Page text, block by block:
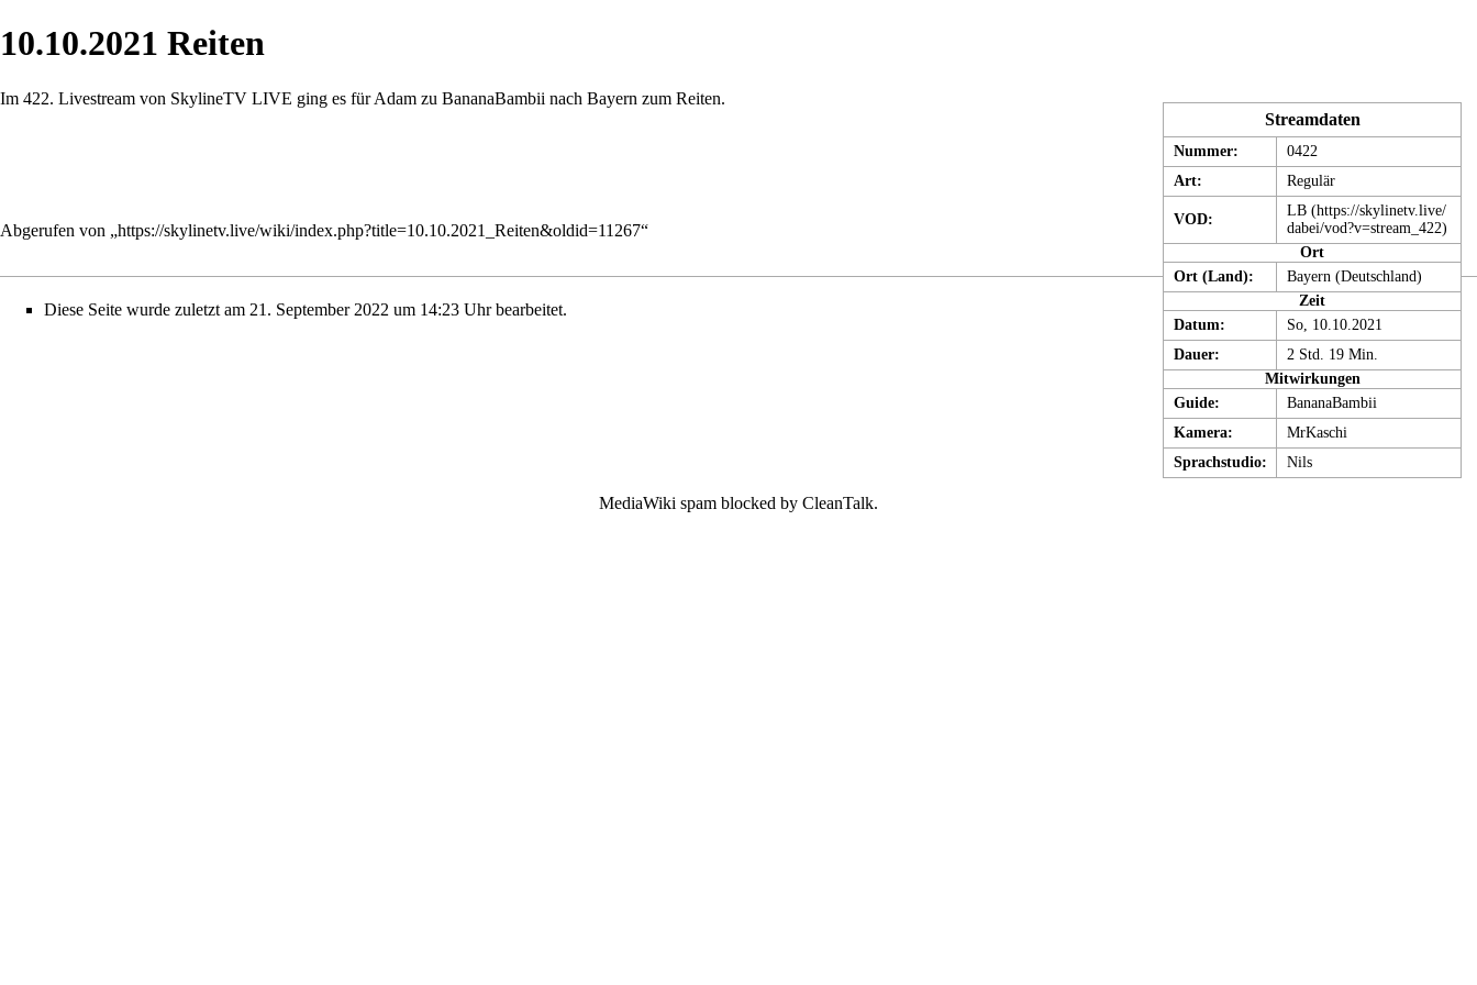
10.10.2021 Reiten
Streamdaten
Nummer:
0422
Art:
Regulär
VOD:
LB
Ort
Ort (Land):
Bayern (Deutschland)
Zeit
Datum:
So, 10.10.2021
Dauer:
2 Std. 19 Min.
Mitwirkungen
Guide:
BananaBambii
Kamera:
MrKaschi
Sprachstudio: Nils
Im 422. Livestream von SkylineTV LIVE ging es fürAdam zu BananaBambii nach Bayern zum Reiten.
Abgerufen von „https://skylinetv.live/wiki/index.php?title=10.10.2021_Reiten&oldid=11267“
Diese Seite wurde zuletzt am 21. September 2022 um 14:23 Uhr bearbeitet.
MediaWiki spam blocked by CleanTalk.